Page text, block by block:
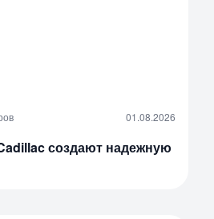
01.08.2026
создают надежную